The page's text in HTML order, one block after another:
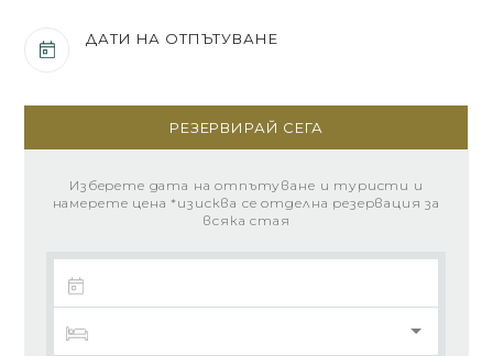
ДАТИ НА ОТПЪТУВАНЕ
РЕЗЕРВИРАЙ СЕГА
Изберете дата на отпътуване и туристи и
намерете цена *изисква се отделна резервация за
всяка стая